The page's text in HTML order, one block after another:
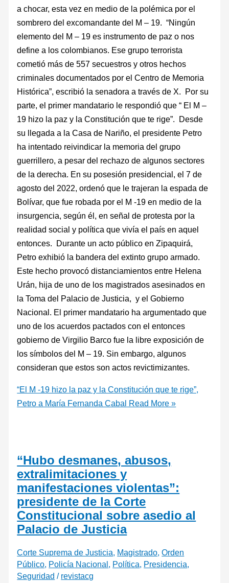
a chocar, esta vez en medio de la polémica por el
sombrero del excomandante del M – 19. “Ningún
elemento del M – 19 es instrumento de paz o nos
define a los colombianos. Ese grupo terrorista
cometió más de 557 secuestros y otros hechos
criminales documentados por el Centro de Memoria
Histórica”, escribió la senadora a través de X. Por su
parte, el primer mandatario le respondió que “ El M –
19 hizo la paz y la Constitución que te rige”. Desde
su llegada a la Casa de Nariño, el presidente Petro
ha intentado reivindicar la memoria del grupo
guerrillero, a pesar del rechazo de algunos sectores
de la derecha. En su posesión presidencial, el 7 de
agosto del 2022, ordenó que le trajeran la espada de
Bolívar, que fue robada por el M -19 en medio de la
insurgencia, según él, en señal de protesta por la
realidad social y política que vivía el país en aquel
entonces. Durante un acto público en Zipaquirá,
Petro exhibió la bandera del extinto grupo armado.
Este hecho provocó distanciamientos entre Helena
Urán, hija de uno de los magistrados asesinados en
la Toma del Palacio de Justicia, y el Gobierno
Nacional. El primer mandatario ha argumentado que
uno de los acuerdos pactados con el entonces
gobierno de Virgilio Barco fue la libre exposición de
los símbolos del M – 19. Sin embargo, algunos
consideran que estos son actos revictimizantes.
“El M -19 hizo la paz y la Constitución que te rige”,
Petro a María Fernanda Cabal Read More »
“Hubo desmanes, abusos,
extralimitaciones y
manifestaciones violentas”:
presidente de la Corte
Constitucional sobre asedio al
Palacio de Justicia
Corte Suprema de Justicia, Magistrado,Orden
Público, Policía Nacional, Política, Presidencia,
Seguridad / revistacg